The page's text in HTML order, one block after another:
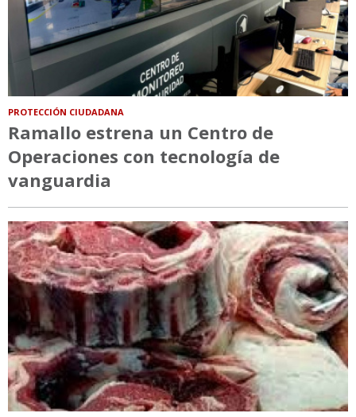
PROTECCIÓN CIUDADANA
Ramallo estrena un Centro de
Operaciones con tecnología de
vanguardia